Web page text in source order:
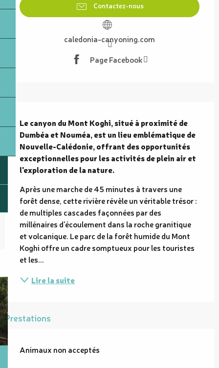
Contactez-nous
caledonia-canyoning.com
Page Facebook
Le canyon du Mont Koghi, situé à proximité de
Dumbéa et Nouméa, est un lieu emblématique de
Nouvelle-Calédonie, offrant des opportunités
exceptionnelles pour les activités de plein air et
l'exploration de la nature.
Après une marche de 45 minutes à travers une
forêt dense, cette rivière révèle un véritable trésor :
de multiples cascades façonnées par des
millénaires d'écoulement dans la roche granitique
et volcanique. Le parc de la forêt humide du Mont
Koghi offre un cadre somptueux pour les touristes
et les...
Lire la suite
Prestations
Animaux non acceptés